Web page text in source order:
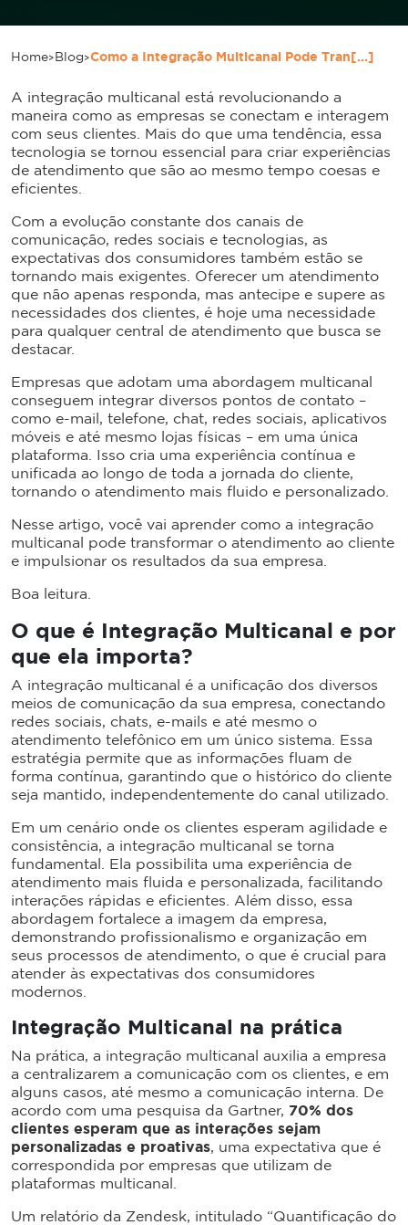
Home>Blog>Como a Integração Multicanal Pode Tran[...]
A integração multicanal está revolucionando a
maneira como as empresas se conectam e interagem
com seus clientes. Mais do que uma tendência, essa
tecnologia se tornou essencial para criar experiências
de atendimento que são ao mesmo tempo coesas e
eficientes.
Com a evolução constante dos canais de
comunicação, redes sociais e tecnologias, as
expectativas dos consumidores também estão se
tornando mais exigentes. Oferecer um atendimento
que não apenas responda, mas antecipe e supere as
necessidades dos clientes, é hoje uma necessidade
para qualquer central de atendimento que busca se
destacar.
Empresas que adotam uma abordagem multicanal
conseguem integrar diversos pontos de contato –
como e-mail, telefone, chat, redes sociais, aplicativos
móveis e até mesmo lojas físicas – em uma única
plataforma. Isso cria uma experiência contínua e
unificada ao longo de toda a jornada do cliente,
tornando o atendimento mais fluido e personalizado.
Nesse artigo, você vai aprender como a integração
multicanal pode transformar o atendimento ao cliente
e impulsionar os resultados da sua empresa.
Boa leitura.
O que é Integração Multicanal e por
que ela importa?
A integração multicanal é a unificação dos diversos
meios de comunicação da sua empresa, conectando
redes sociais, chats, e-mails e até mesmo o
atendimento telefônico em um único sistema. Essa
estratégia permite que as informações fluam de
forma contínua, garantindo que o histórico do cliente
seja mantido, independentemente do canal utilizado.
Em um cenário onde os clientes esperam agilidade e
consistência, a integração multicanal se torna
fundamental. Ela possibilita uma experiência de
atendimento mais fluida e personalizada, facilitando
interações rápidas e eficientes. Além disso, essa
abordagem fortalece a imagem da empresa,
demonstrando profissionalismo e organização em
seus processos de atendimento, o que é crucial para
atender às expectativas dos consumidores
modernos.
Integração Multicanal na prática
Na prática, a integração multicanal auxilia a empresa
a centralizarem a comunicação com os clientes, e em
alguns casos, até mesmo a comunicação interna. De
acordo com uma pesquisa da Gartner, 70% dos
clientes esperam que as interações sejam
personalizadas e proativas, uma expectativa que é
correspondida por empresas que utilizam de
plataformas multicanal.
Um relatório da Zendesk, intitulado “Quantificação do